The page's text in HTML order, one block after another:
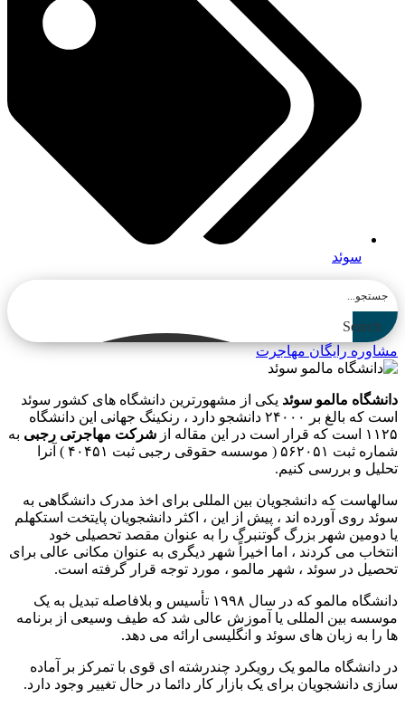
سوئد
Search
مشاوره رایگان مهاجرت
دانشگاه مالمو سوئد یکی از مشهورترین دانشگاه های کشور سوئد
است که بالغ بر ۲۴۰۰۰ دانشجو دارد ، رنکینگ جهانی این دانشگاه
۱۱۲۵ است که قرار است در این مقاله از
شرکت مهاجرتی رجبی به
شماره ثبت ۵۶۲۰۵۱ ( موسسه حقوقی رجبی ثبت ۴۰۴۵۱ ) آنرا
تحلیل و بررسی کنیم.
سالهاست که دانشجویان بین المللی برای اخذ مدرک دانشگاهی به
سوئد روی آورده اند ، پیش از این ، اکثر دانشجویان پایتخت استکهلم
یا دومین شهر بزرگ گوتنبرگ را به عنوان مقصد تحصیلی خود
انتخاب می کردند ، اما اخیراً شهر دیگری به عنوان مکانی عالی برای
تحصیل در سوئد ، شهر مالمو ، مورد توجه قرار گرفته است.
دانشگاه مالمو که در سال ۱۹۹۸ تأسیس و بلافاصله تبدیل به یک
موسسه بین المللی یا آموزش عالی شد که طیف وسیعی از برنامه
ها را به زبان های سوئد و انگلیسی ارائه می دهد.
در دانشگاه مالمو یک رویکرد چندرشته ای قوی با تمرکز بر آماده
سازی دانشجویان برای یک بازار کار دائما در حال تغییر وجود دارد.